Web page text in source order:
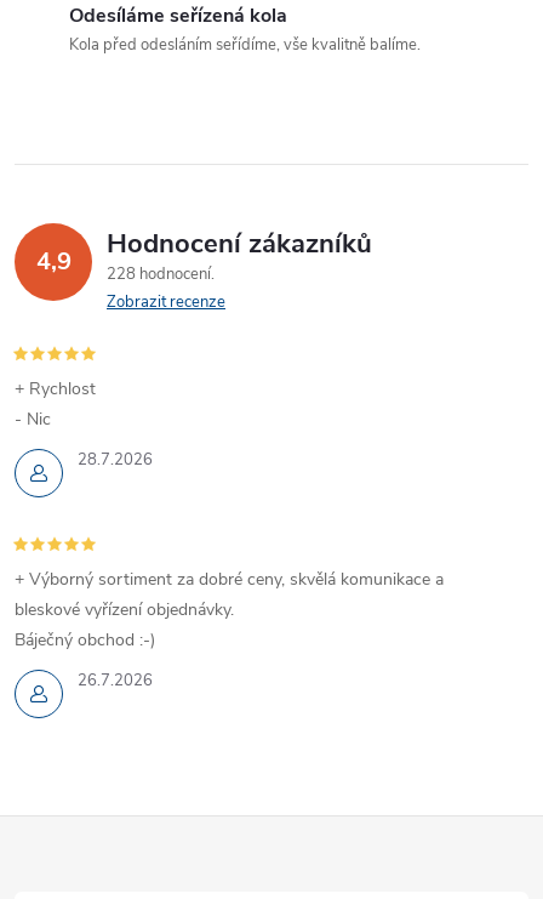
v
ý
p
s
u
Odesíláme seřízená kola
Kola před odesláním seřídíme, vše kvalitně balíme.
4,9 Hodnocení zákazníků
228 hodnocení
Zobrazit recenze
28.7.2026
+ Rychlost
- Nic
26.7.2026
+ Výborný sortiment za dobré ceny, skvělá komunikace a
bleskové vyřízení objednávky.
Báječný obchod :-)